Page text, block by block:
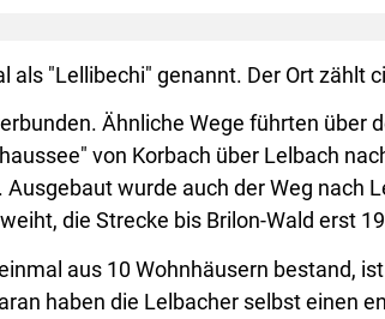
"Lellibechi" genannt. Der Ort zählt
Ähnliche Wege führten über
von Korbach über Lelbach
wurde auch der Weg nach
die Strecke bis Brilon-Wald erst
aus 10 Wohnhäusern bestand,
haben die Lelbacher selbst einen